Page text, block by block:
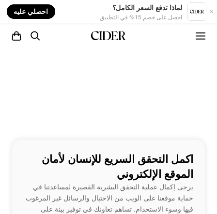
لماذا تدفع السعر الكامل؟
احصل على خصم 15% في التطبيق
احصلي عليه
اكمل التحقق السريع للإنسان لأمان
الموقع الإلكتروني
يرجى إكمال عملية التحقق البشرية القصيرة لمساعدتنا في
حماية موقعنا على الويب من الاحتيال والرسائل غير المرغوب
فيها وسوء الاستخدام. تساهم تعاونك في توفير بيئة على